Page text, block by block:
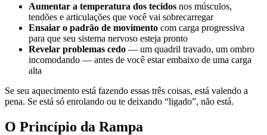
Aumentar a temperatura dos tecidos nos músculos,
tendões e articulações que você vai sobrecarregar
Ensaiar o padrão de movimento com carga progressiva
para que seu sistema nervoso esteja pronto
Revelar problemas cedo — um quadril travado, um ombro
incomodando — antes de você estar embaixo de uma carga
alta
Se seu aquecimento está fazendo essas três coisas, está valendo a
pena. Se está só enrolando ou te deixando “ligado”, não está.
O Princípio da Rampa